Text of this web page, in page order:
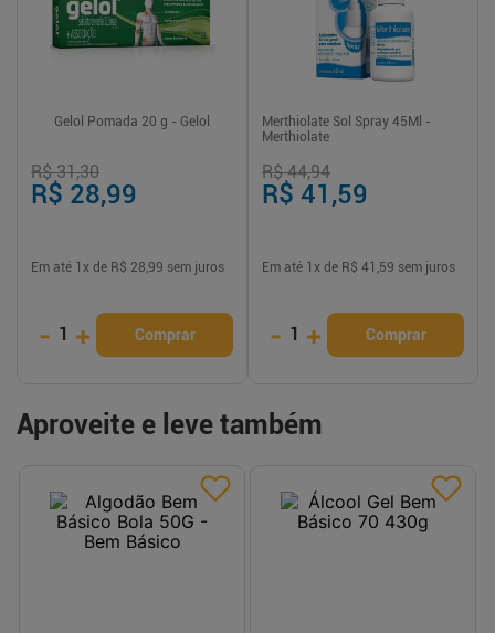
Gelol Pomada 20 g - Gelol
R$ 31,30
R$ 28,99
Em até 1 x de R$ 28,99 sem juros
- 1 + Comprar
Merthiolate Sol Spray 45Ml -
Merthiolate
R$ 44,94
R$ 41,59
Em até 1 x de R$ 41,59 sem juros
- 1 + Comprar
Aproveite e leve também